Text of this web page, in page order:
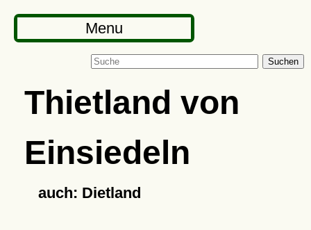
Menu
Suchen
Thietland von
Einsiedeln
auch: Dietland